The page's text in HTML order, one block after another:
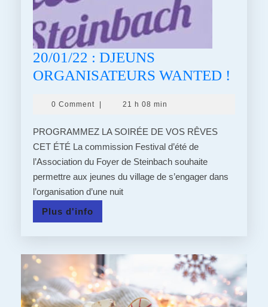
20/01/22 : DJEUNS
ORGANISATEURS WANTED !
0 Comment | 21 h 08 min
PROGRAMMEZ LA SOIRÉE DE VOS RÊVES
CET ÉTÉ La commission Festival d’été de
l’Association du Foyer de Steinbach souhaite
permettre aux jeunes du village de s’engager dans
l’organisation d’une nuit
Plus d'info
d'info